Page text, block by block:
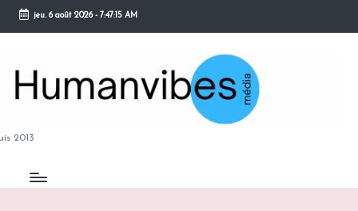
Skip
content
jeu. 6 août 2026- 7:47:15 AM
2013